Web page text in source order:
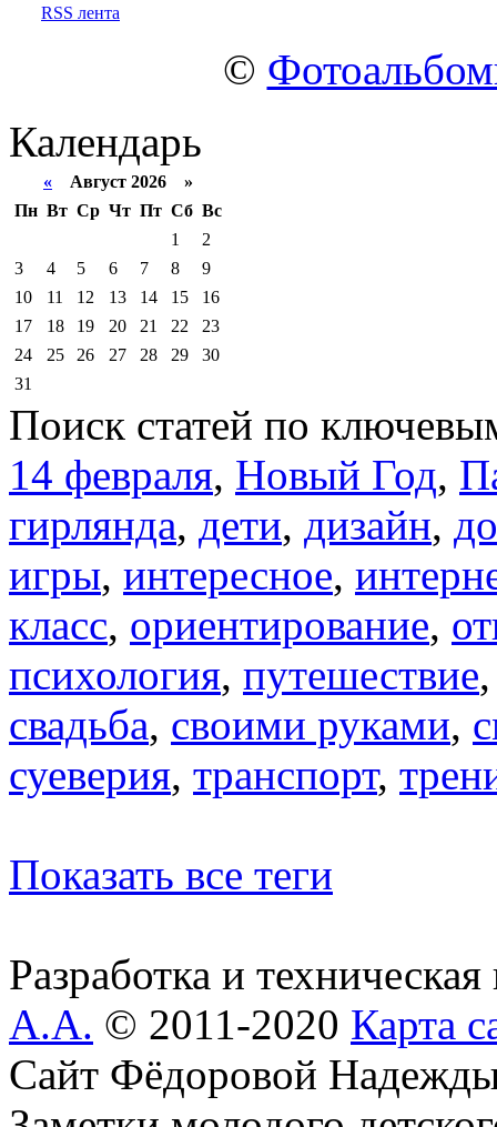
RSS лента
©
Календарь
« Август 2026 »
Пн Вт Ср Чт Пт Сб Вс
1
2
3
4 5 6 7 8
9
10
11 12 13 14 15
16
17
18 19 20 21 22
23
24
25 26 27 28 29
30
31
Поиск статей по
14 февраля, Новый Год,
гирлянда, дети, дизайн,
игры, интересное,
класс, ориентирование,
психология, путешествие
свадьба, своими руками,
суеверия, транспорт,
Показать все теги
Разработка и
А.А. © 2011-2020 Карта
Сайт Фёдоровой